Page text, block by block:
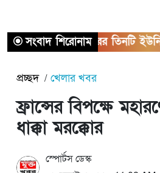
সংবাদ শিরোনাম
সাভারের তিনটি ইউনিয়ন
প্রচ্ছদ খেলার খবর
ফ্রান্সের বিপক্ষে
ধাক্কা মরক্কোর
স্পোর্টস ডেস্ক